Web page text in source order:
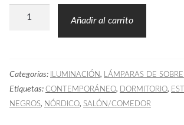
Lámpara
Base
Mármol
cantidad
Añadir al carrito
Categorías: ILUMINACIÓN, LÁMPARAS DE
Etiquetas: CONTEMPORÁNEO, DORMITORIO,
NEGROS, NÓRDICO, SALÓN/COMEDOR